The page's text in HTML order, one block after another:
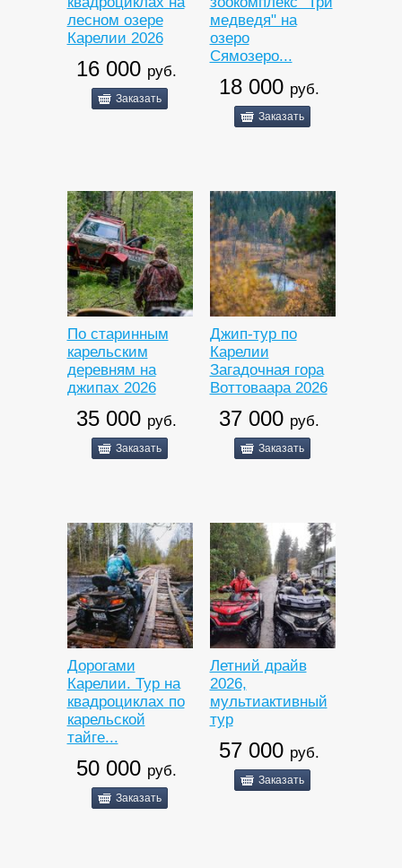
лесном озере
Карелии 2026
16 000 руб.
Заказать
медведя" на
озеро
Сямозеро...
18 000 руб.
Заказать
По старинным
карельским
деревням на
джипах 2026
35 000 руб.
Заказать
Джип-тур по
Карелии
Загадочная гора
Воттоваара 2026
37 000 руб.
Заказать
Дорогами
Карелии. Тур на
квадроциклах по
карельской
тайге...
50 000 руб.
Заказать
Летний драйв
2026,
мультиактивный
тур
57 000 руб.
Заказать